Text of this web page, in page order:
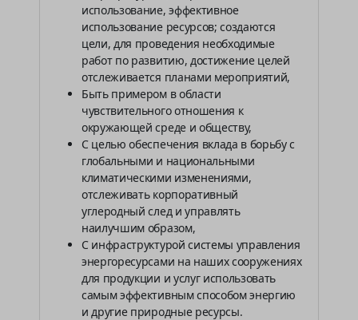
использование, эффективное
использование ресурсов; создаются
цели, для проведения необходимые
работ по развитию, достижение целей
отслеживается планами мероприятий,
Быть примером в области
чувствительного отношения к
окружающей среде и обществу,
С целью обеспечения вклада в борьбу с
глобальными и национальными
климатическими изменениями,
отслеживать корпоративный
углеродный след и управлять
наилучшим образом,
С инфраструктурой системы управления
энергоресурсами на наших сооружениях
для продукции и услуг использовать
самым эффективным способом энергию
и другие природные ресурсы.